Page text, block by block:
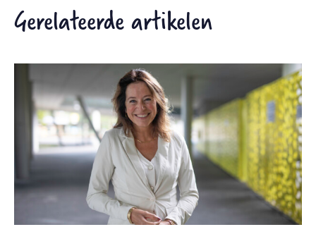
Gerelateerde artikelen